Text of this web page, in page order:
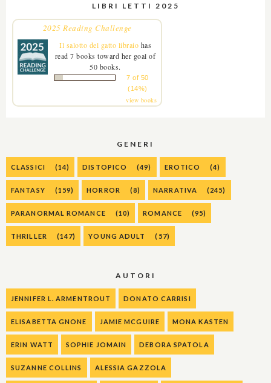
LIBRI LETTI 2025
2025 Reading Challenge
Il salotto del gatto libraio has
read 7 books toward her goal of
50 books.
7 of 50
(14%)
view books
GENERI
CLASSICI (14) DISTOPICO (49) EROTICO (4)
FANTASY (159) HORROR (8) NARRATIVA (245)
PARANORMAL ROMANCE (10) ROMANCE (95)
THRILLER (147) YOUNG ADULT (57)
AUTORI
JENNIFER L. ARMENTROUT DONATO CARRISI
ELISABETTA GNONE JAMIE MCGUIRE MONA KASTEN
ERIN WATT SOPHIE JOMAIN DEBORA SPATOLA
SUZANNE COLLINS ALESSIA GAZZOLA